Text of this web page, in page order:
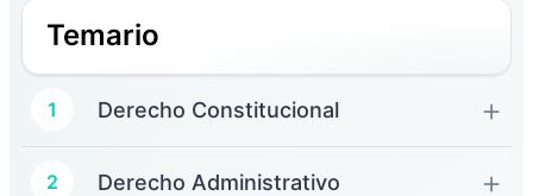
Temario
1 Derecho Constitucional
2 Derecho Administrativo